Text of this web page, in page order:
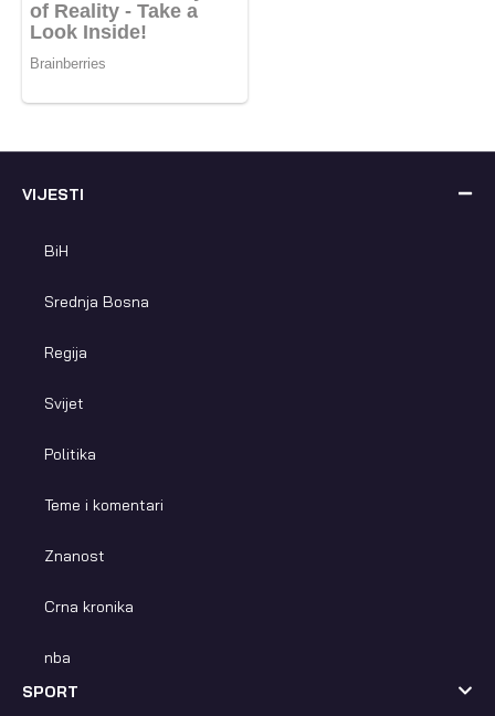
VIJESTI
BiH
Srednja Bosna
Regija
Svijet
Politika
Teme i komentari
Znanost
Crna kronika
nba
SPORT